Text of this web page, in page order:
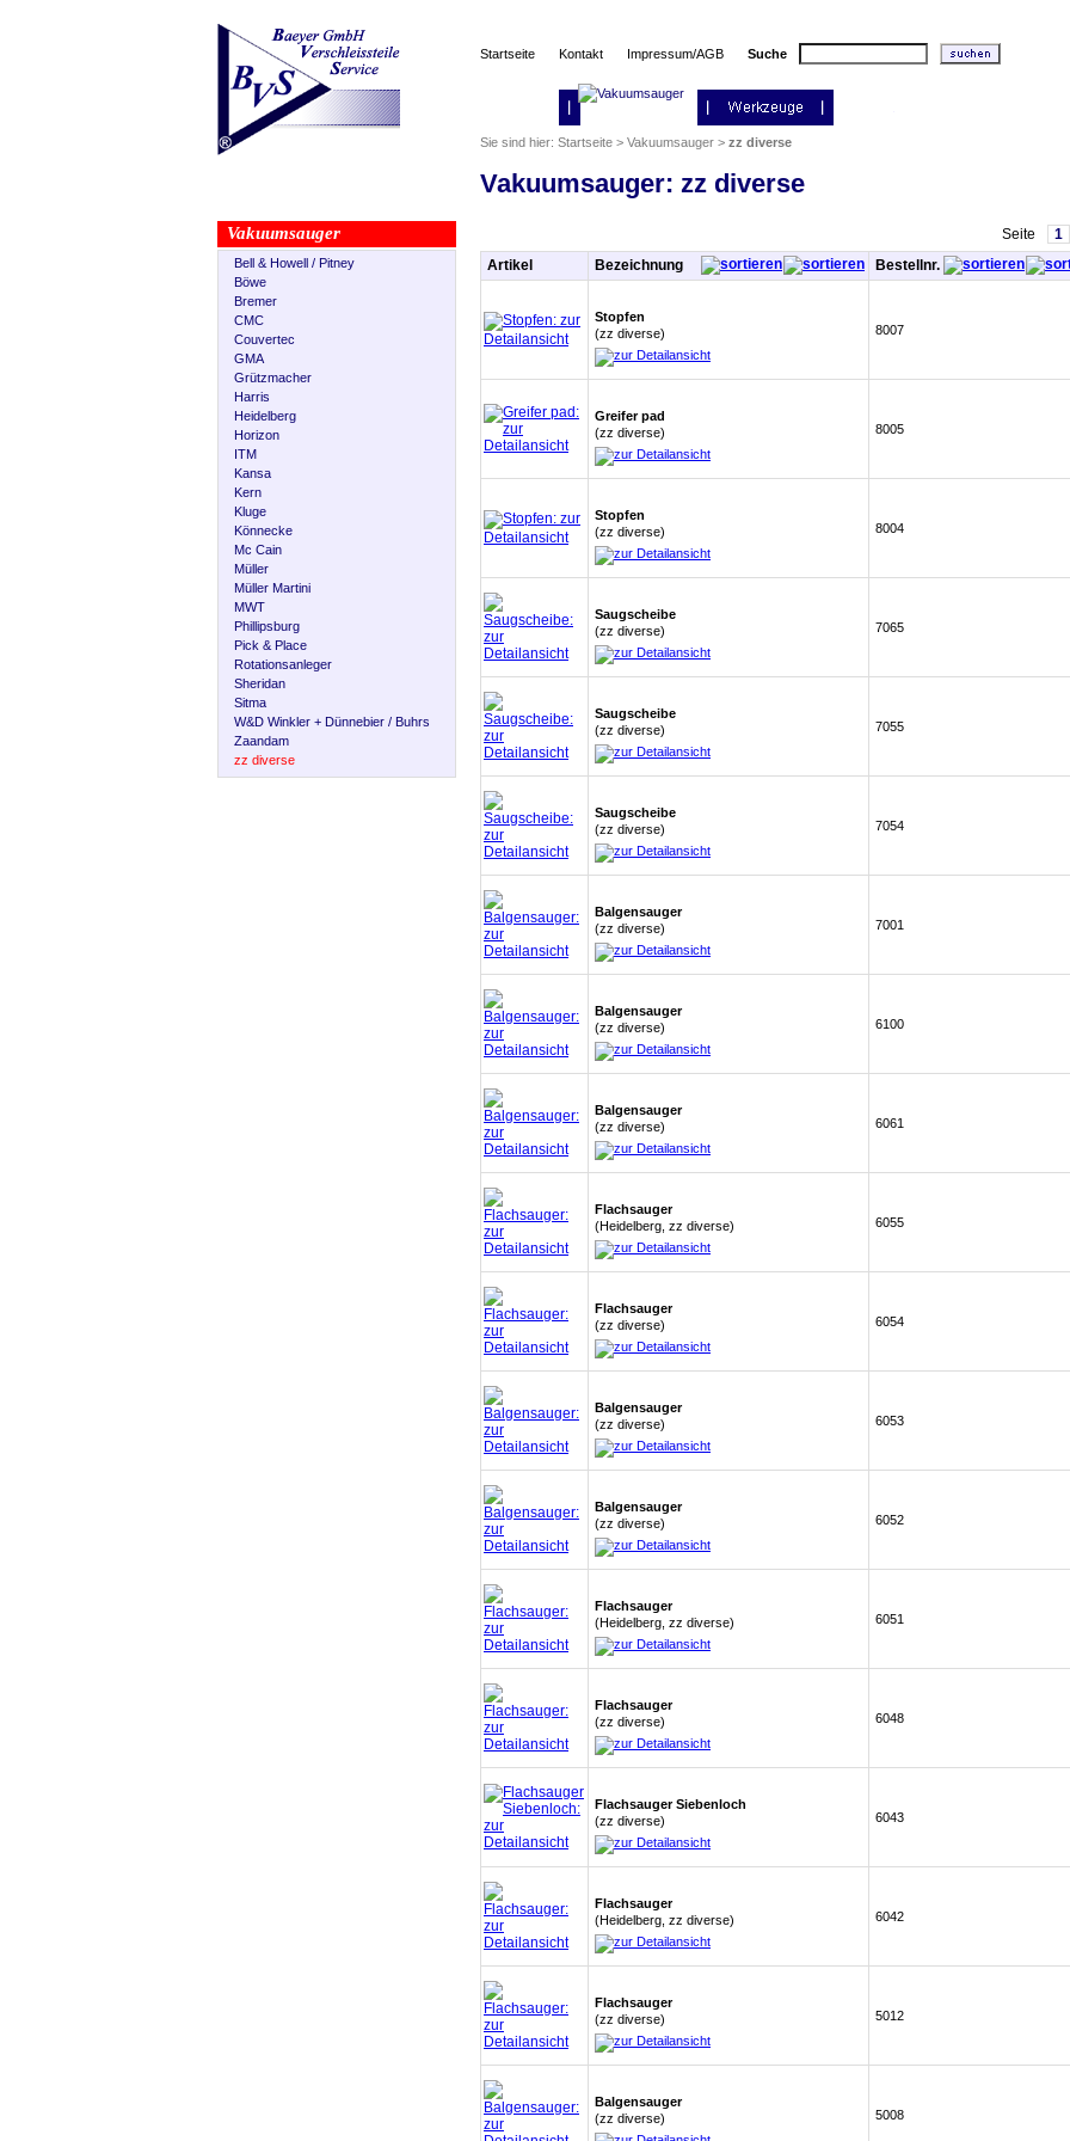
Startseite Kontakt Impressum/AGB Suche
Sie sind hier: Startseite > Vakuumsauger > zz diverse
Vakuumsauger
Bell & Howell / Pitney
Böwe
Bremer
CMC
Couvertec
GMA
Grützmacher
Harris
Heidelberg
Horizon
ITM
Kansa
Kern
Kluge
Könnecke
Mc Cain
Müller
Müller Martini
MWT
Phillipsburg
Pick & Place
Rotationsanleger
Sheridan
Sitma
W&D Winkler + Dünnebier / Buhrs
Zaandam
zz diverse
Vakuumsauger: zz diverse
Seite 1
Artikel
Bezeichnung Bestellnr.
Stopfen
(zz diverse)
8007
Greifer pad
(zz diverse)
8005
Stopfen
(zz diverse)
8004
Saugscheibe
(zz diverse)
7065
Saugscheibe
(zz diverse)
7055
Saugscheibe
(zz diverse)
7054
Balgensauger
(zz diverse)
7001
Balgensauger
(zz diverse)
6100
Balgensauger
(zz diverse)
6061
Flachsauger
(Heidelberg, zz diverse)
6055
Flachsauger
(zz diverse)
6054
Balgensauger
(zz diverse)
6053
Balgensauger
(zz diverse)
6052
Flachsauger
(Heidelberg, zz diverse)
6051
Flachsauger
(zz diverse)
6048
Flachsauger Siebenloch
(zz diverse)
6043
Flachsauger
(Heidelberg, zz diverse)
6042
Flachsauger
(zz diverse)
5012
Balgensauger
(zz diverse)
5008